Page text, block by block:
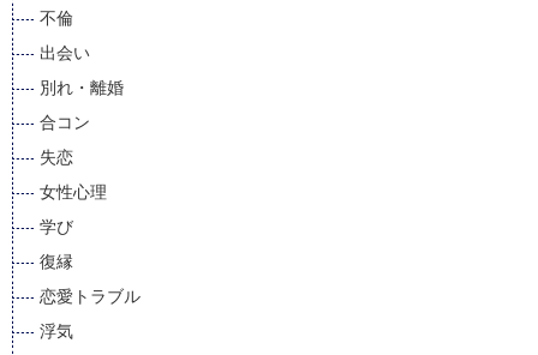
不倫
出会い
別れ・離婚
合コン
失恋
女性心理
学び
復縁
恋愛トラブル
浮気